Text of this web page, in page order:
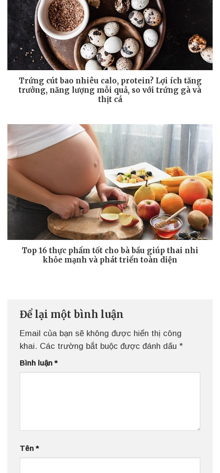
Trứng cút bao nhiêu calo, protein? Lợi ích tăng
trưởng, năng lượng mỗi quả, so với trứng gà và
thịt cá
Top 16 thực phẩm tốt cho bà bầu giúp thai nhi
khỏe mạnh và phát triển toàn diện
Để lại một bình luận
Email của bạn sẽ không được hiển thị công
khai. Các trường bắt buộc được đánh dấu *
Bình luận*
Tên*